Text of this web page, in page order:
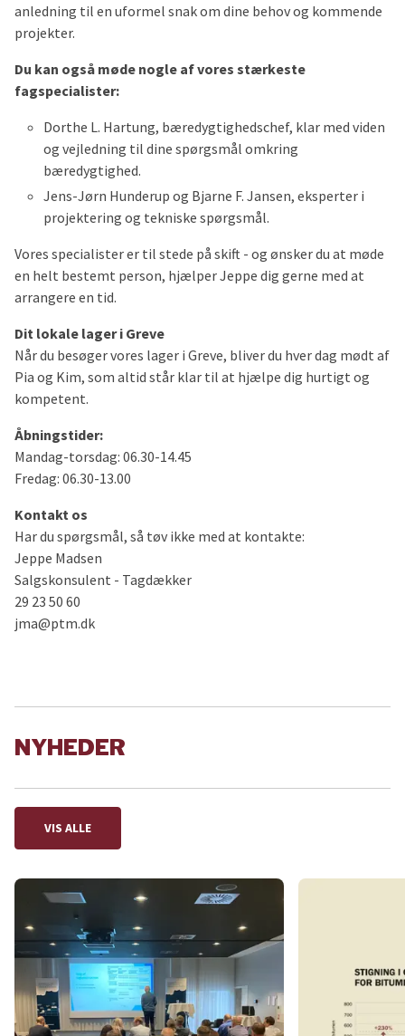
anledning til en uformel snak om dine behov og kommende
projekter.
Du kan også møde nogle af vores stærkeste
fagspecialister:
Dorthe L. Hartung, bæredygtighedschef, klar med viden
og vejledning til dine spørgsmål omkring
bæredygtighed.
Jens-Jørn Hunderup og Bjarne F. Jansen, eksperter i
projektering og tekniske spørgsmål.
Vores specialister er til stede på skift - og ønsker du at møde
en helt bestemt person, hjælper Jeppe dig gerne med at
arrangere en tid.
Dit lokale lager i Greve
Når du besøger vores lager i Greve, bliver du hver dag mødt af
Pia og Kim, som altid står klar til at hjælpe dig hurtigt og
kompetent.
Åbningstider:
Mandag-torsdag: 06.30-14.45
Fredag: 06.30-13.00
Kontakt os
Har du spørgsmål, så tøv ikke med at kontakte:
Jeppe Madsen
Salgskonsulent - Tagdækker
29 23 50 60
jma@ptm.dk
NYHEDER
VIS ALLE